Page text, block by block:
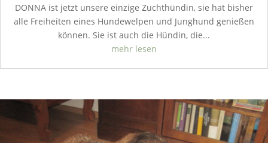
DONNA ist jetzt unsere einzige Zuchthündin, sie hat bisher
alle Freiheiten eines Hundewelpen und Junghund genießen
können. Sie ist auch die Hündin, die...
mehr lesen